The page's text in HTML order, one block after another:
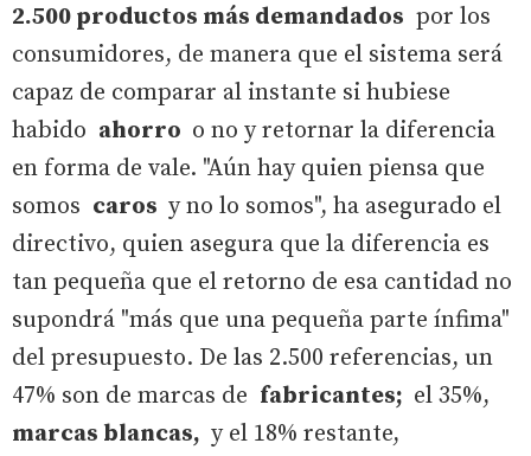
2.500 productos más demandados por los
consumidores, de manera que el sistema será
capaz de comparar al instante si hubiese
habido ahorro o no y retornar la diferencia
en forma de vale. "Aún hay quien piensa que
somos caros y no lo somos", ha asegurado el
directivo, quien asegura que la diferencia es
tan pequeña que el retorno de esa cantidad no
supondrá "más que una pequeña parte ínfima"
del presupuesto. De las 2.500 referencias, un
47% son de marcas de fabricantes; el 35%,
marcas blancas, y el 18% restante,